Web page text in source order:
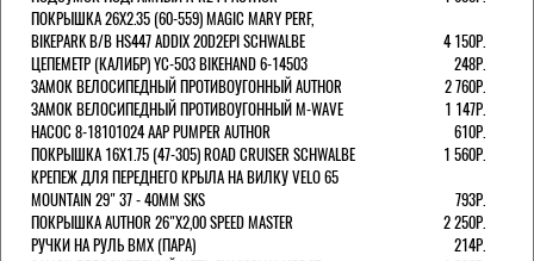
ПОКРЫШКА 26X2.35 (60-559) MAGIC MARY PERF,
BIKEPARK B/B HS447 ADDIX 20D2EPI SCHWALBE
4 150Р.
ЦЕПЕМЕТР (КАЛИБР) YC-503 BIKEHAND 6-14503
248Р.
ЗАМОК ВЕЛОСИПЕДНЫЙ ПРОТИВОУГОННЫЙ AUTHOR
2 760Р.
ЗАМОК ВЕЛОСИПЕДНЫЙ ПРОТИВОУГОННЫЙ M-WAVE
1 147Р.
НАСОС 8-18101024 AAP PUMPER AUTHOR
610Р.
ПОКРЫШКА 16X1.75 (47-305) ROAD CRUISER SCHWALBE
1 560Р.
КРЕПЕЖ ДЛЯ ПЕРЕДНЕГО КРЫЛА НА ВИЛКУ VELO 65
MOUNTAIN 29" 37 - 40ММ SKS
793Р.
ПОКРЫШКА AUTHOR 26"Х2,00 SPEED MASTER
2 250Р.
РУЧКИ НА РУЛЬ BMX (ПАРА)
214Р.